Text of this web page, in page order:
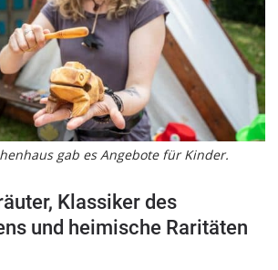
gab es Angebote für Kinder.
Klassiker des
und heimische Raritäten